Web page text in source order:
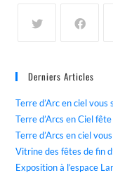
Derniers Articles
Terre d’Arc en ciel
Terre d’Arcs en Ciel
Terre d’Arcs en ciel
Vitrine des fêtes de fin
Exposition à l’espace